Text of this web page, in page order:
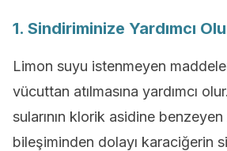
1. Sindiriminize Yardımcı
Limon suyu istenmeyen
vücuttan atılmasına yardımcı
sularının klorik asidine
bileşiminden dolayı karaciğerin